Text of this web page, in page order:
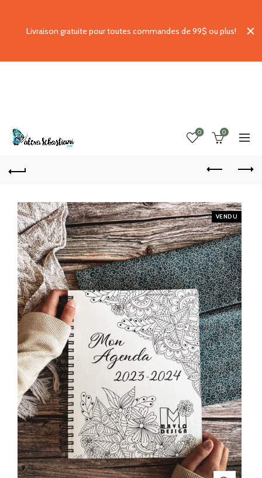
0 0
VENDU
Livraison gratuite pour toutes commandes de 99$ ou plus!